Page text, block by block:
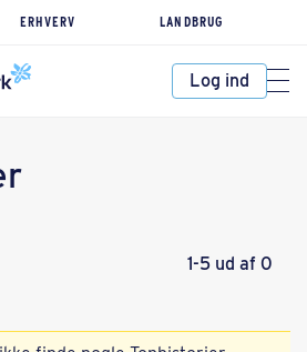
ERHVERV LANDBRUG
Log ind
1-5 ud af 0